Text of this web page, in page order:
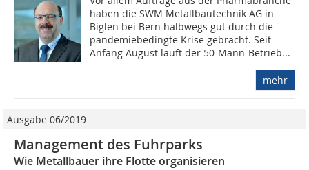
haben die SWM Metallbautechnik AG in
Biglen bei Bern halbwegs gut durch die
pandemiebedingte Krise gebracht. Seit
Anfang August läuft der 50-Mann-Betrieb...
mehr
Ausgabe 06/2019
Management des Fuhrparks
Wie Metallbauer ihre Flotte organisieren